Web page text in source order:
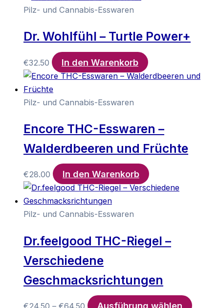
Pilz- und Cannabis-Esswaren
Dr. Wohlfühl – Turtle Power+
€32.50 In den Warenkorb
Pilz- und Cannabis-Esswaren
Encore THC-Esswaren –
Walderdbeeren und Früchte
€28.00 In den Warenkorb
Pilz- und Cannabis-Esswaren
Dr.feelgood THC-Riegel –
Verschiedene
Geschmacksrichtungen
Preisspanne:
Ausführung wählen
Dieses